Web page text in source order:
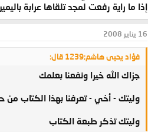
إذا ما راية رفعت لمجد تلقاها عرابة
16 يناير 2008
فؤاد يحيى هاشم;1239 قال:
جزاك الله خيرا ونفعنا بعلمك
وليتك - أخي - تعرفنا بهذا الكتاب
وليتك تذكر طبعة الكتاب